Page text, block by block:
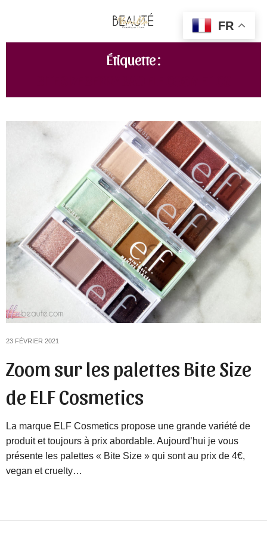
Étiquette :
23 FÉVRIER 2021
Zoom sur les palettes Bite Size
de ELF Cosmetics
La marque ELF Cosmetics propose une grande variété de
produit et toujours à prix abordable. Aujourd’hui je vous
présente les palettes « Bite Size » qui sont au prix de 4€,
vegan et cruelty…
FR